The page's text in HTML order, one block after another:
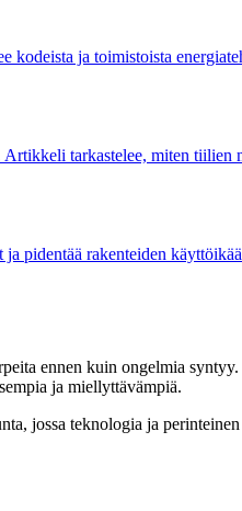
ja toimistoista
tarkastelee, miten tiilien
pidentää rakenteiden
ennen kuin ongelmia
ja miellyttävämpiä.
jossa teknologia ja